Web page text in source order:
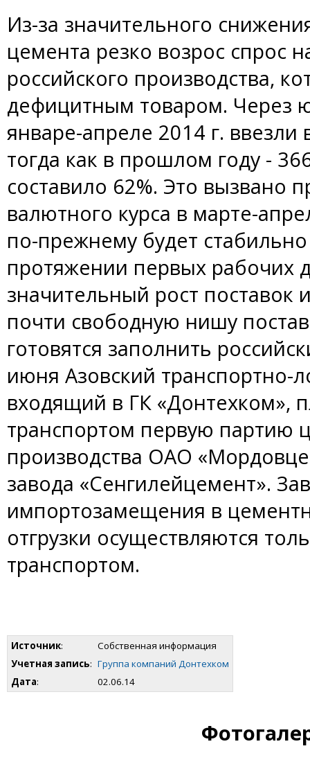
Из-за значительного
цемента резко возрос спрос
российского производства,
дефицитным товаром. Через
январе-апреле 2014 г.
тогда как в прошлом году -
составило 62%. Это вызвано
валютного курса в марте-
по-прежнему будет
протяжении первых рабочих
значительный рост поставок
почти свободную нишу
готовятся заполнить
июня Азовский транспортно-
входящий в ГК «Донтехком»,
транспортом первую партию
производства ОАО
завода «Сенгилейцемент».
импортозамещения в
отгрузки осуществляются
транспортом.
Источник:
Собственная информация
Учетная запись: Группа компаний Донтехком
Дата: 02.06.14